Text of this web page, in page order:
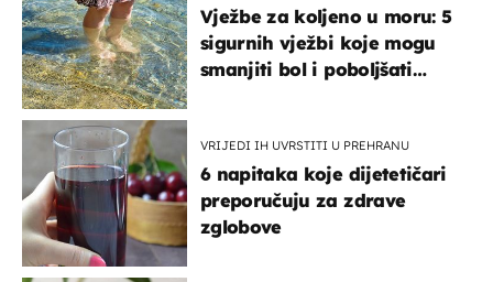
Vježbe za koljeno u moru: 5
sigurnih vježbi koje mogu
smanjiti bol i poboljšati
VRIJEDI IH UVRSTITI U PREHRANU
6 napitaka koje dijetetičari
preporučuju za zdrave
zglobove